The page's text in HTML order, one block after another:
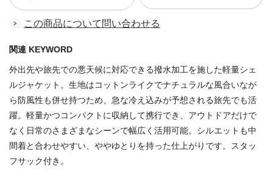
この商品について問い合わせる
関連 KEYWORD
外出先や旅先での悪天候に対応できる撥水加工を施した軽量シェ
ルジャケット。生地はコットンライクでナチュラルな風合いなが
ら防風性も併せ持つため、急な冷え込みが予想される旅先でも活
躍。軽量かつコンパクトに収納して携行でき、アウトドアだけで
なく日常のさまざまなシーンで幅広く活用可能。シルエットも中
間着と合わせやすい、ややゆとりを持った仕上がりです。スタッ
フサック付き。